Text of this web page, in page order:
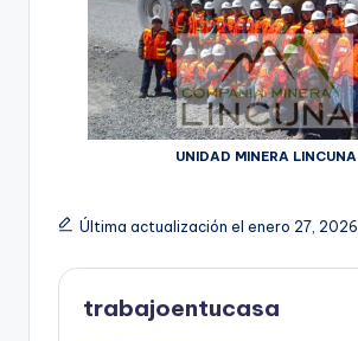
UNIDAD MINERA LINCUNA
Última actualización el enero 27, 2026
trabajoentucasa